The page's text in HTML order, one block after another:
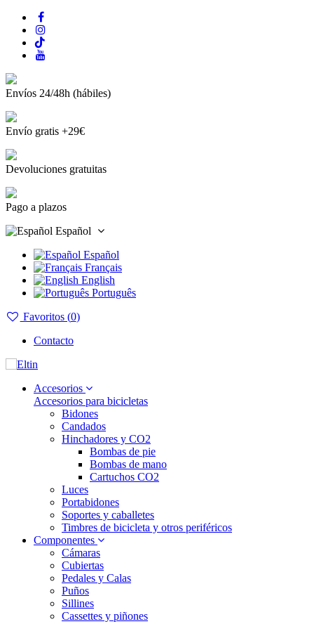
Envíos 24/48h (hábiles)
Envío gratis +29€
Devoluciones gratuitas
Pago a plazos
Español
Español
Français
English
Português
Favoritos (0)
Contacto
Accesorios
Accesorios para bicicletas
Bidones
Candados
Hinchadores y CO2
Bombas de pie
Bombas de mano
Cartuchos CO2
Luces
Portabidones
Soportes y caballetes
Timbres de bicicleta y otros periféricos
Componentes
Cámaras
Cubiertas
Pedales y Calas
Puños
Sillines
Cassettes y piñones